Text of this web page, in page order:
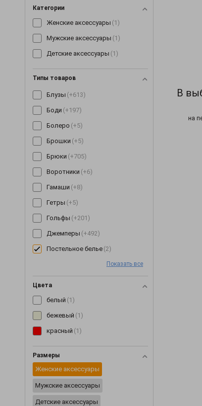
Категории
Женские аксессуары (1)
Мужские аксессуары (1)
Детские аксессуары (1)
Типы товаров
Блузы (+613)
Боди (+197)
Болеро (+5)
Брошки (+5)
Брюки (+705)
Воротники (+6)
Гамаши (+8)
Гетры (+5)
Гольфы (+201)
Джемперы (+492)
Постельное белье (2)
Кепки
Комбинезоны(+245)
Комплекты (+268)
Корсеты(+63)
Показать все
Цвета
белый (1)
бежевый (1)
красный (1)
Размеры
Женские аксессуары
Мужские аксессуары
Детские аксессуары
В
на